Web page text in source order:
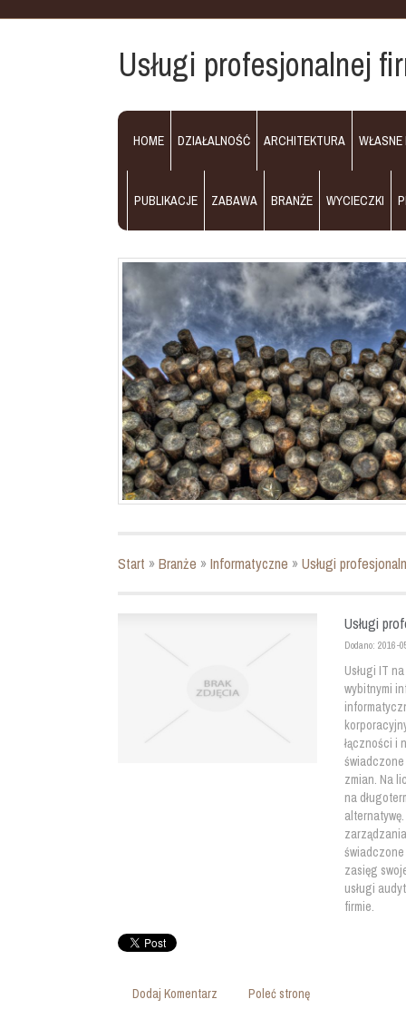
Usługi profesjonalnej
HOME DZIAŁALNOŚĆ ARCHITEKTURA WŁASNE
PUBLIKACJE ZABAWA BRANŻE WYCIECZKI
Start »Branże »Informatyczne »Usługi
Usługi
Dodano: 2016-
Usługi IT
wybitnymi
łączności i
zmian. Na
na
zasięg
usługi
firmie.
Dodaj Komentarz Poleć stronę